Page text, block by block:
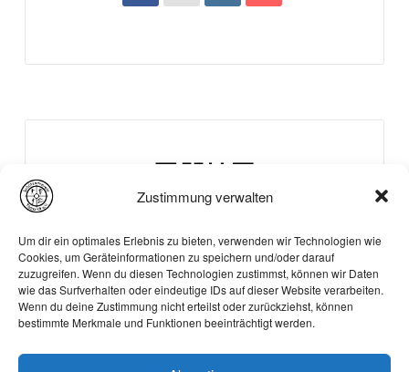
Zustimmung verwalten
Um dir ein optimales Erlebnis zu bieten, verwenden wir Technologien wie
Cookies, um Geräteinformationen zu speichern und/oder darauf
zuzugreifen. Wenn du diesen Technologien zustimmst, können wir Daten
wie das Surfverhalten oder eindeutige IDs auf dieser Website verarbeiten.
Wenn du deine Zustimmung nicht erteilst oder zurückziehst, können
bestimmte Merkmale und Funktionen beeinträchtigt werden.